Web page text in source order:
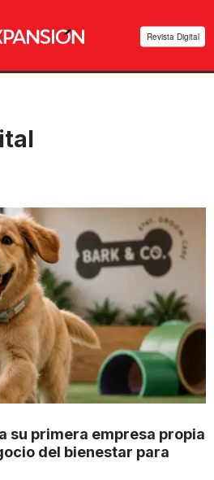
Revista Digital
su primera empresa propia
del bienestar para